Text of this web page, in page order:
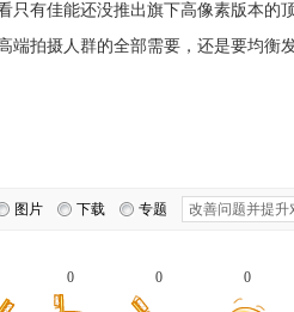
有佳能还没推出旗下高像素版本的
端拍摄人群的全部需要，还是要均衡
图片 下载 专题
0 0 0